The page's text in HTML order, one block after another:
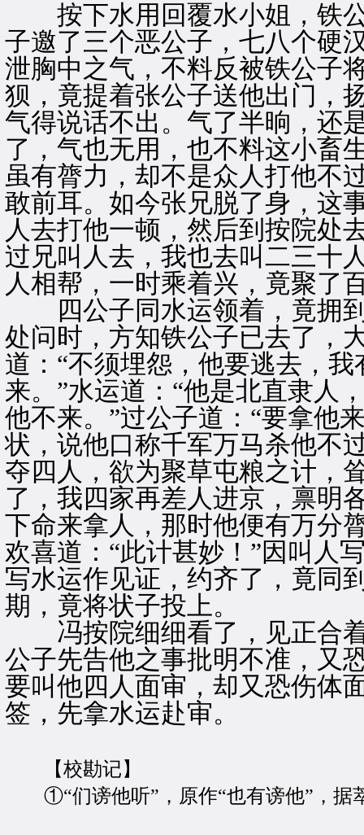
按下水用回覆水小姐，铁公
子邀了三个恶公子，七八个硬
泄胸中之气，不料反被铁公子
狈，竟提着张公子送他出门，
气得说话不出。气了半晌，还
了，气也无用，也不料这小畜
虽有膂力，却不是众人打他不
敢前耳。如今张兄脱了身，这
人去打他一顿，然后到按院处
过兄叫人去，我也去叫二三十
人相帮，一时乘着兴，竟聚了
四公子同水运领着，竟拥到
处问时，方知铁公子已去了，
道：“不须埋怨，他要逃去，
来。”水运道：“他是北直隶人
他不来。”过公子道：“要拿他
状，说他口称千军万马杀他不
夺四人，欲为聚草屯粮之计，
了，我四家再差人进京，禀明
下命来拿人，那时他便有万分
欢喜道：“此计甚妙！”因叫人
写水运作见证，约齐了，竟同
期，竟将状子投上。
冯按院细细看了，见正合着
公子先告他之事批明不准，又
要叫他四人面审，却又恐伤体
签，先拿水运赴审。
【校勘记】
①“们谤他听”，原作“也有谤他”，据